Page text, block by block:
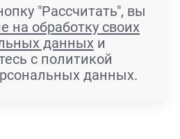
"Рассчитать", вы
на обработку своих
данных и
с политикой
данных.